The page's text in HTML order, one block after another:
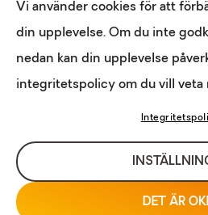
Vi använder cookies för att
din upplevelse. Om du inte
nedan kan din upplevelse
integritetspolicy om du vill veta
DET ÄR
Copyright © 2026
Eldabutiken
LOGIN FÖR